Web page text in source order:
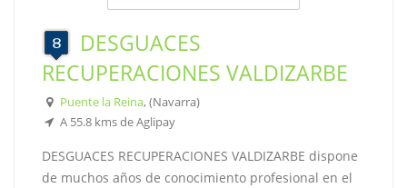
DESGUACES
RECUPERACIONES VALDIZARBE
Puente la Reina, (Navarra)
A 55.8 kms de Aglipay
DESGUACES RECUPERACIONES VALDIZARBE dispone
de muchos años de conocimiento profesional en el